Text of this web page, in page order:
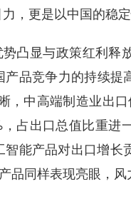
，更是以中国的稳
凸显与政策红利释
品竞争力的持续
，中高端制造业出
占出口总值比重进
能产品对出口增
品同样表现亮眼，风